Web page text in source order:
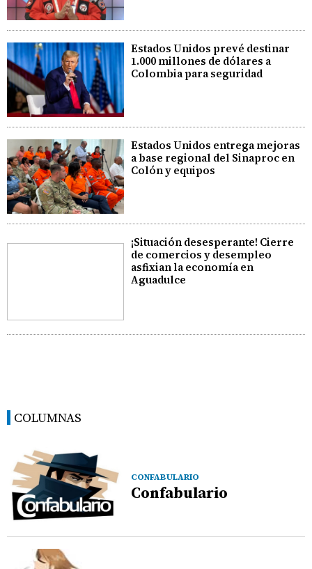
Estados Unidos prevé destinar
1.000 millones de dólares a
Colombia para seguridad
Estados Unidos entrega mejoras
a base regional del Sinaproc en
Colón y equipos
¡Situación desesperante! Cierre
de comercios y desempleo
asfixian la economía en
Aguadulce
COLUMNAS
CONFABULARIO
Confabulario